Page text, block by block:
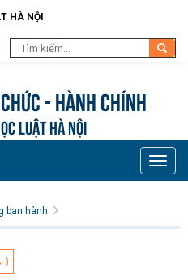
HÀ NỘI
- Hành chính
LUẬT HÀ NỘI
Toggle
ban hành
)